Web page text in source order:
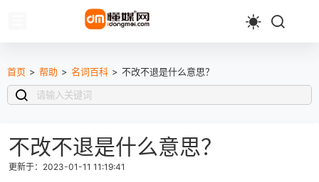
首页 > 帮助 > 名词百科 > 不改不退是什么意思？
不改不退是什么意思？
更新于：2023-01-11 11:19:41